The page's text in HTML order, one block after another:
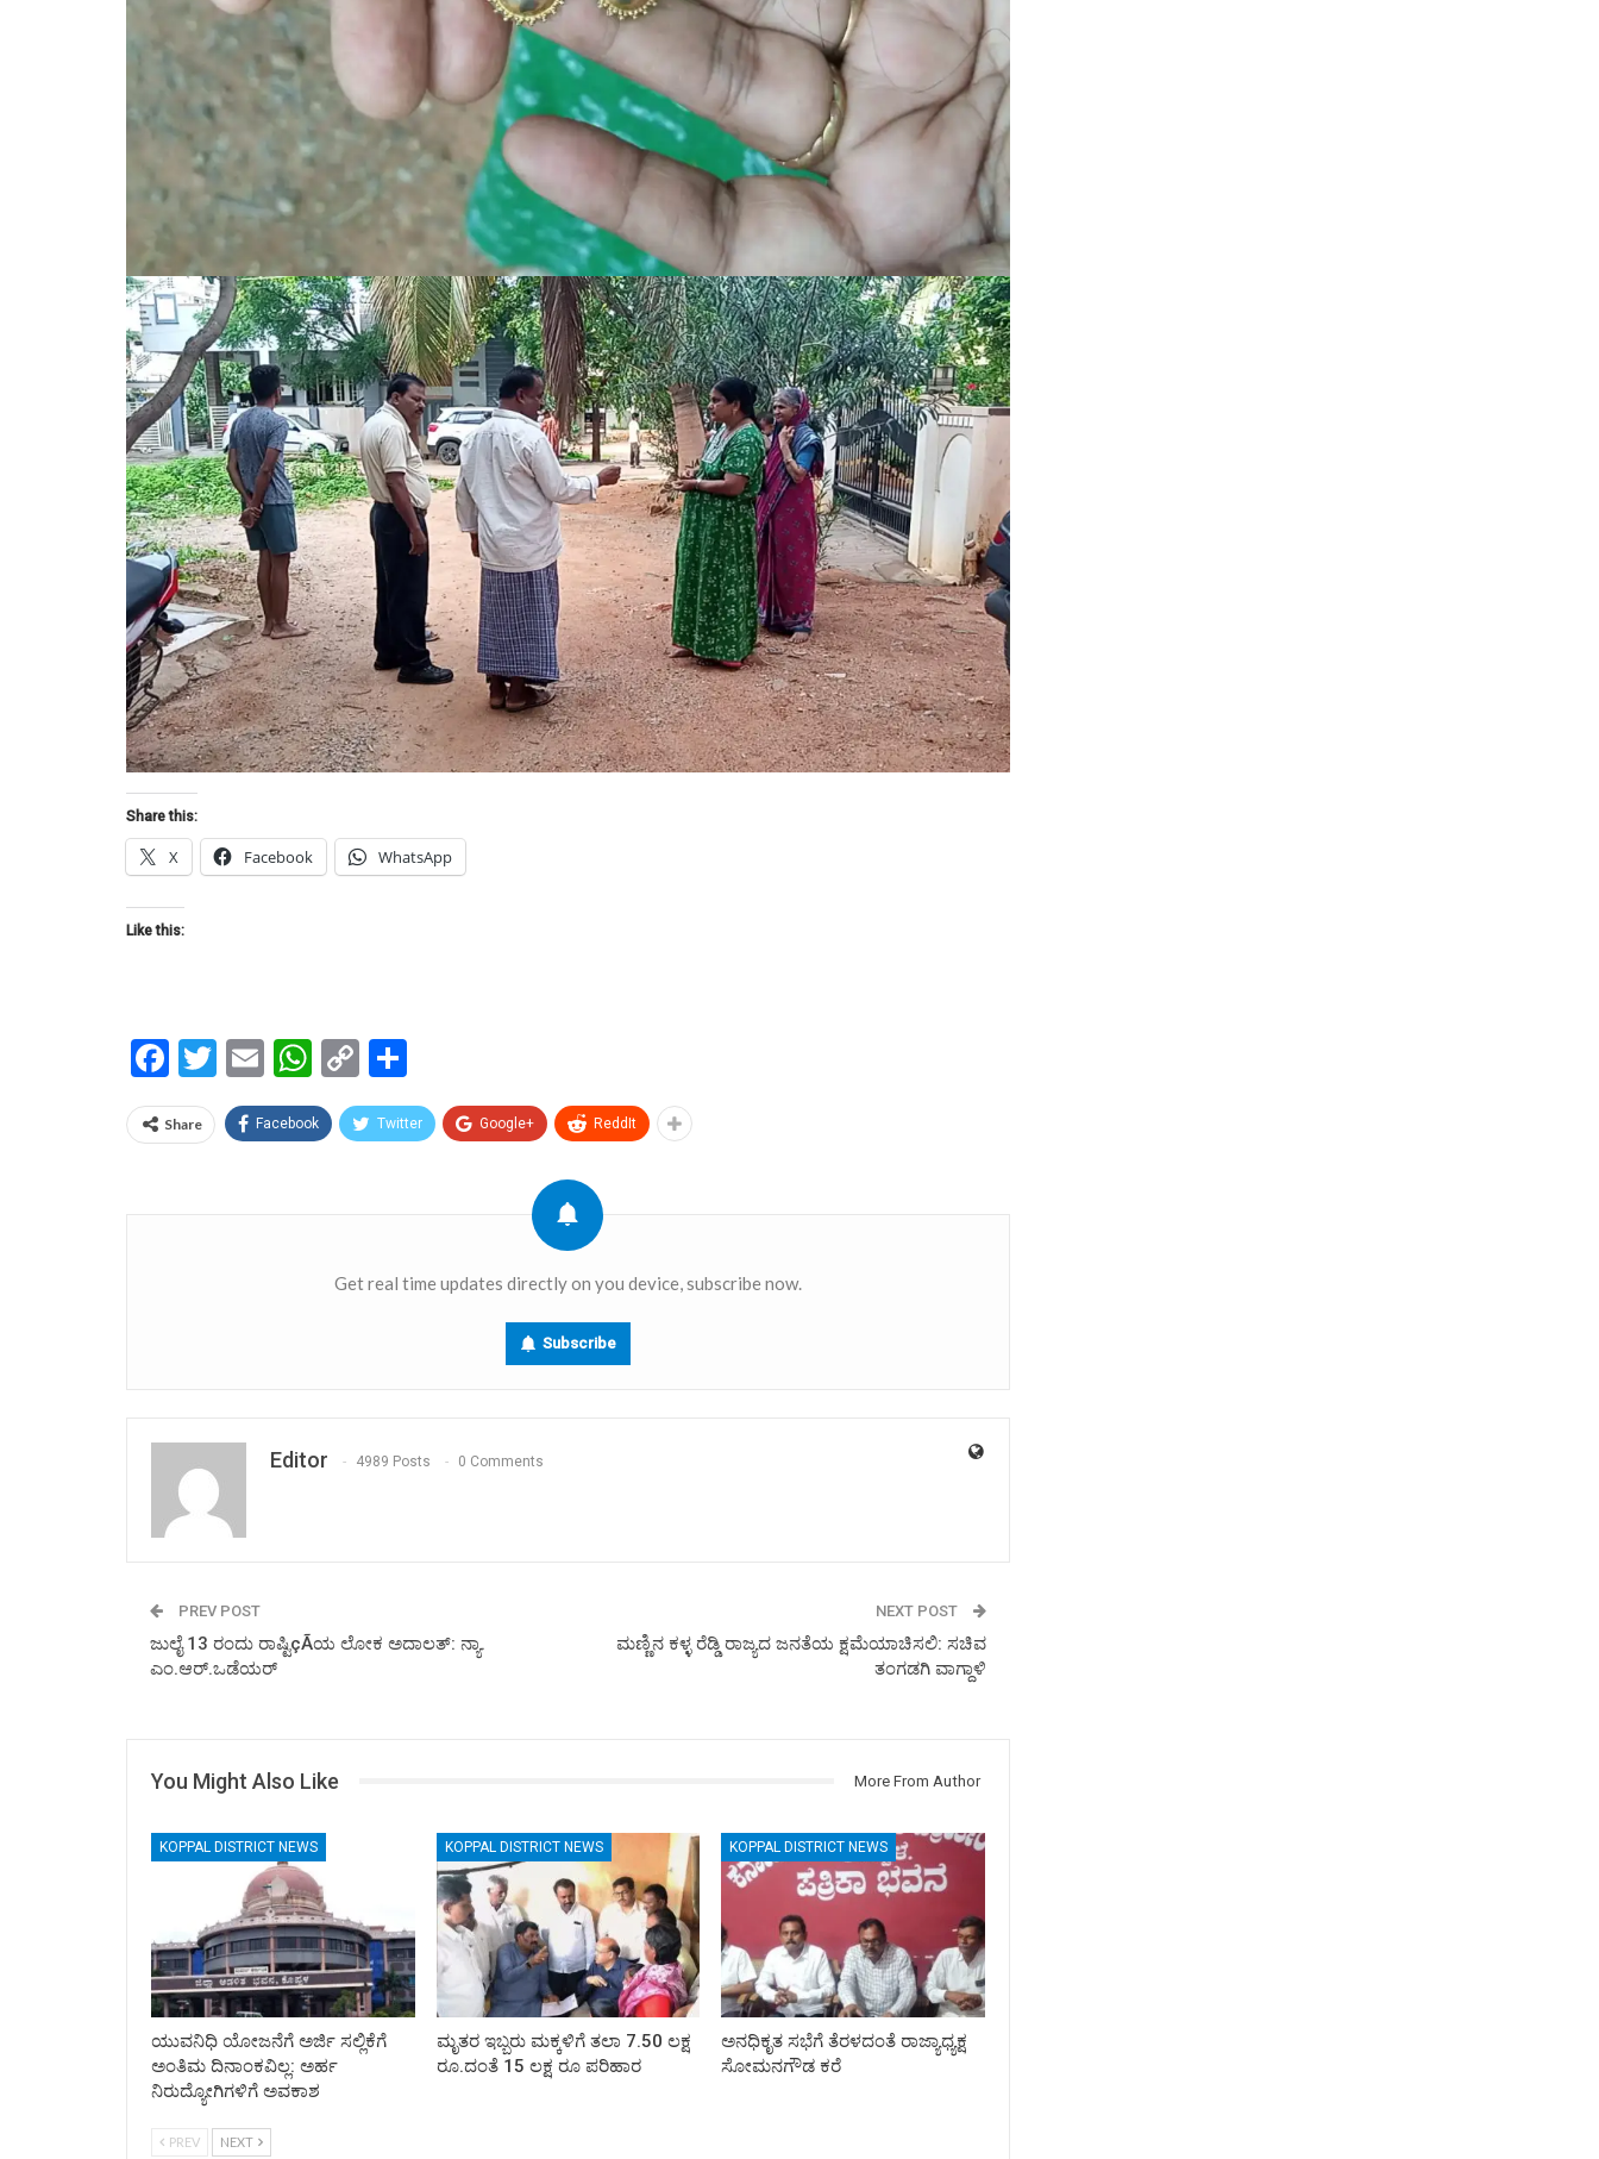
Share this:
X Facebook WhatsApp
Like this:
Facebook
Twitter
EmailWhatsApp
Copy
Link
Share Facebook Twitter Google+ ReddIt
Get real time updates directly on you device, subscribe now.
Subscribe
Editor 4989 Posts 0 Comments
PREV POST
ಜುಲೈ 13 ರಂದು ರಾಷ್ಟಿçÃಯ ಲೋಕ ಅದಾಲತ್: ನ್ಯಾ.
ಎಂ.ಆರ್.ಒಡೆಯರ್
NEXT POST
ಮಣ್ಣಿನ ಕಳ್ಳ‌ ರೆಡ್ಡಿ ರಾಜ್ಯದ ಜನತೆಯ ಕ್ಷಮೆಯಾಚಿಸಲಿ: ಸಚಿವ‌
ತಂಗಡಗಿ ವಾಗ್ದಾಳಿ
You Might Also Like More From Author
KOPPAL DISTRICT NEWS
ಯುವನಿಧಿ ಯೋಜನೆಗೆ ಅರ್ಜಿ ಸಲ್ಲಿಕೆಗೆ
ಅಂತಿಮ ದಿನಾಂಕವಿಲ್ಲ: ಅರ್ಹ
ನಿರುದ್ಯೋಗಿಗಳಿಗೆ ಅವಕಾಶ
KOPPAL DISTRICT NEWS
ಮೃತರ ಇಬ್ಬರು ಮಕ್ಕಳಿಗೆ ತಲಾ 7.50 ಲಕ್ಷ
ರೂ.ದಂತೆ 15 ಲಕ್ಷ ರೂ ಪರಿಹಾರ
KOPPAL DISTRICT NEWS
ಅನಧಿಕೃತ ಸಭೆಗೆ ತೆರಳದಂತೆ ರಾಜ್ಯಾಧ್ಯಕ್ಷ
ಸೋಮನಗೌಡ ಕರೆ
PREV NEXT